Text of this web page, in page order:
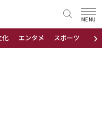
›
化 エンタメ スポーツ 地域
MENU